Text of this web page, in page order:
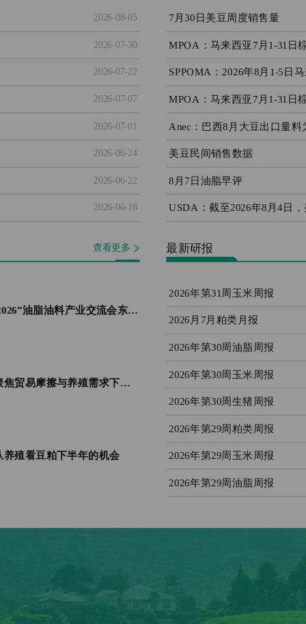
2026-08-05
2026-07-30
2026-07-22
2026-07-07
2026-07-01
2026-06-24
2026-06-22
2026-06-18
7月30日美豆周度销售量
Anec：巴西8月大豆出口量料
美豆民间销售数据
8月7日油脂早评
查看更多
“银河期货&期现一家·饲享汇2026”油脂油料产业交流会东莞站圆满落幕
期现一家・饲享汇 (第5期 ) | 聚焦贸易摩擦与养殖需求下的豆粕新格局
养殖看豆粕下半年的机会
最新研报
2026年第31周玉米周报
2026月7月粕类月报
2026年第30周油脂周报
2026年第30周玉米周报
2026年第30周生猪周报
2026年第29周粕类周报
2026年第29周玉米周报
2026年第29周油脂周报